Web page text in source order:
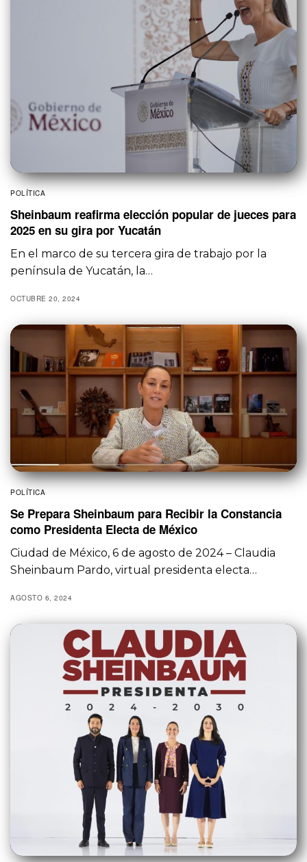
POLÍTICA
Sheinbaum reafirma elección popular de jueces para
2025 en su gira por Yucatán
En el marco de su tercera gira de trabajo por la
península de Yucatán, la…
OCTUBRE 20, 2024
POLÍTICA
Se Prepara Sheinbaum para Recibir la Constancia
como Presidenta Electa de México
Ciudad de México, 6 de agosto de 2024 – Claudia
Sheinbaum Pardo, virtual presidenta electa…
AGOSTO 6, 2024